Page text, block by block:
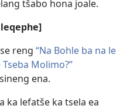
tšabo hona joale.
reng “Na Bohle ba na le
Molimo?”
ena.
ka lefatše ka tsela ea